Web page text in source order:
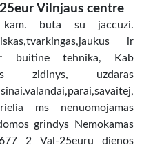
Vilnjaus centre
buta su jaccuzi.
ir
buitine tehnika, Kab
zidinys, uzdaras
ms nenuomojamas
grindys Nemokamas
2 Val-25euru dienos